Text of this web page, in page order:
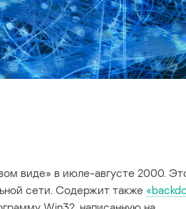
виде» в июле-августе 2000.
сети. Содержит также